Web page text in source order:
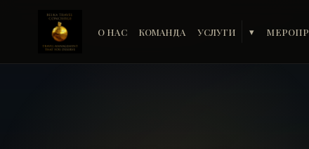
О НАС КОМАНДА УСЛУГИ ▾